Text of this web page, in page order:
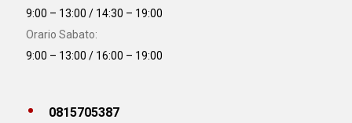
9:00 – 13:00 / 14:30 – 19:00
Orario Sabato:
9:00 – 13:00 / 16:00 – 19:00
0815705387